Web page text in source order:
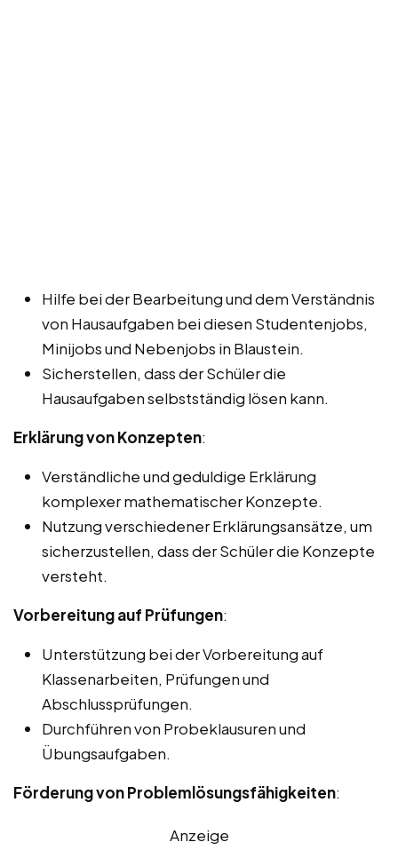
Hilfe bei der Bearbeitung und dem Verständnis
von Hausaufgaben bei diesen Studentenjobs,
Minijobs und Nebenjobs in Blaustein.
Sicherstellen, dass der Schüler die
Hausaufgaben selbstständig lösen kann.
Erklärung von Konzepten:
Verständliche und geduldige Erklärung
komplexer mathematischer Konzepte.
Nutzung verschiedener Erklärungsansätze, um
sicherzustellen, dass der Schüler die Konzepte
versteht.
Vorbereitung auf Prüfungen:
Unterstützung bei der Vorbereitung auf
Klassenarbeiten, Prüfungen und
Abschlussprüfungen.
Durchführen von Probeklausuren und
Übungsaufgaben.
Förderung von Problemlösungsfähigkeiten:
Anzeige